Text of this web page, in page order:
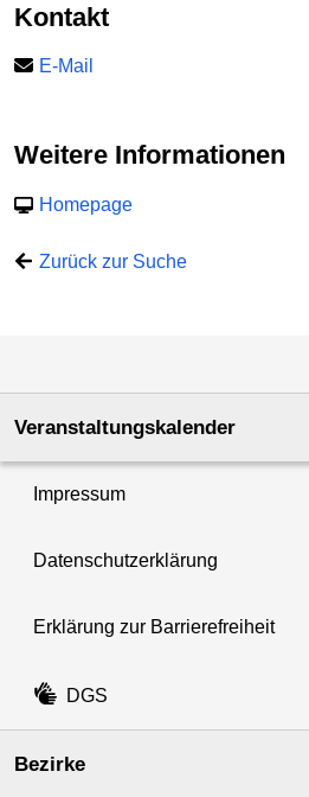
Kontakt
E-Mail
Weitere Informationen
Homepage
Zurück zur Suche
Veranstaltungskalender
Impressum
Datenschutzerklärung
Erklärung zur Barrierefreiheit
DGS
Bezirke